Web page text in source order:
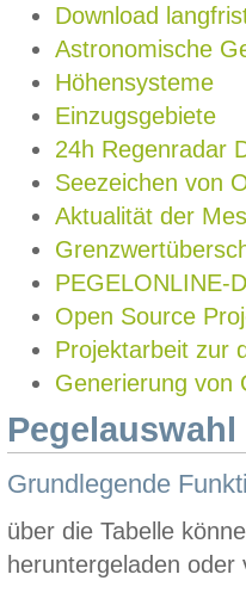
Download
Astronomische
Höhensysteme
Einzugsgebiete
24h Regenradar
Seezeichen von
Aktualität der
PEGELONLINE-
Open Source
Projektarbeit zur
Generierung von
Grundlegende
über die Tabelle
heruntergeladen oder